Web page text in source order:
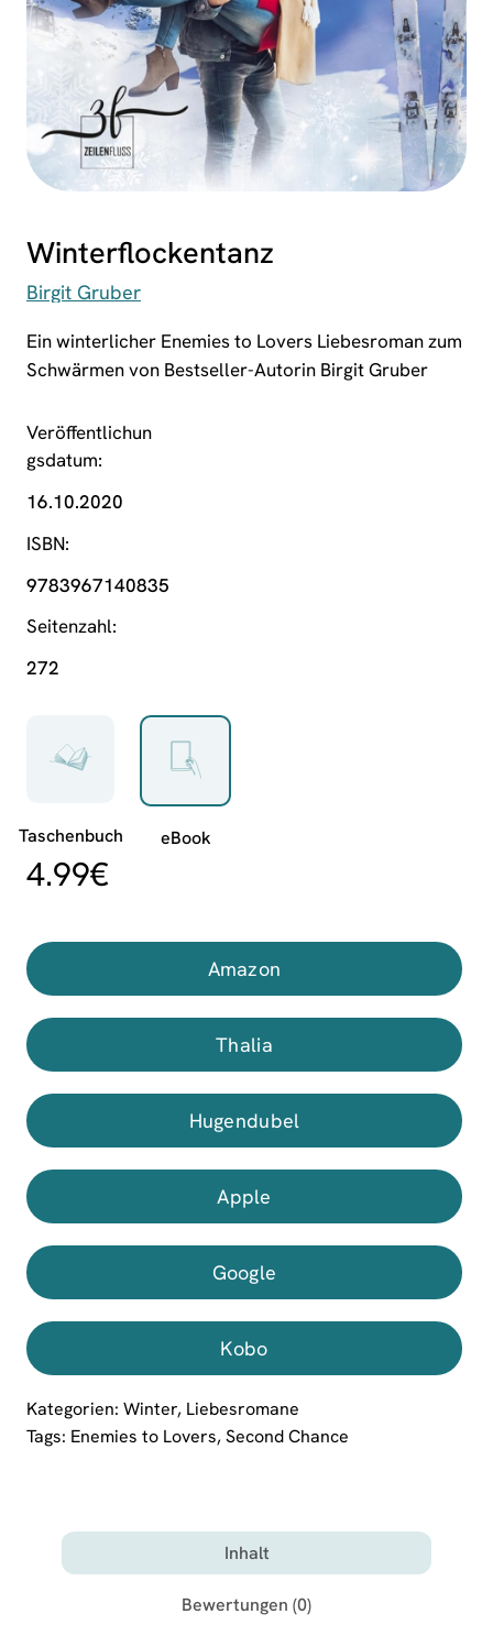
Winterflockentanz
Birgit Gruber
Ein winterlicher Enemies to Lovers Liebesroman zum
Schwärmen von Bestseller-Autorin Birgit Gruber
Veröffentlichun
gsdatum
16.10.2020
ISBN
9783967140835
Seitenzahl
272
4.99€
Amazon
Thalia
Hugendubel
Apple
Google
Kobo
Kategorien: Winter, Liebesromane
Tags: Enemies to Lovers, Second Chance
Inhalt
Bewertungen (0)